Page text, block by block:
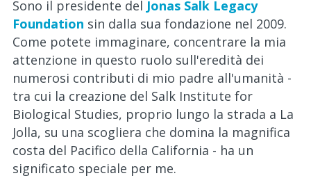
Sono il presidente del Jonas Salk Legacy
Foundation sin dalla sua fondazione nel 2009.
Come potete immaginare, concentrare la mia
attenzione in questo ruolo sull'eredità dei
numerosi contributi di mio padre all'umanità -
tra cui la creazione del Salk Institute for
Biological Studies, proprio lungo la strada a La
Jolla, su una scogliera che domina la magnifica
costa del Pacifico della California - ha un
significato speciale per me.